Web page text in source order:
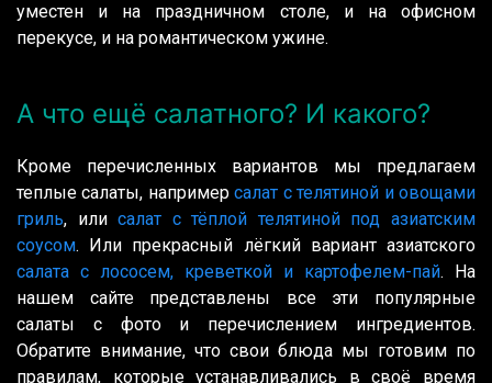
уместен и на праздничном столе, и на офисном
перекусе, и на романтическом ужине.
А что ещё салатного? И какого?
Кроме перечисленных вариантов мы предлагаем
теплые салаты, напримерсалат с телятиной и овощами
гриль, илисалат с тёплой телятиной под азиатским
соусом. Или прекрасный лёгкий вариант азиатского
салата с лососем, креветкой и картофелем-пай. На
нашем сайте представлены все эти популярные
салаты с фото и перечислением ингредиентов.
Обратите внимание, что свои блюда мы готовим по
правилам, которые устанавливались в своё время